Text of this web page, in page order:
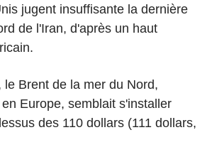
jugent insuffisante la dernière
de l'Iran, d'après un haut
le Brent de la mer du Nord,
Europe, semblait s'installer
des 110 dollars (111 dollars,